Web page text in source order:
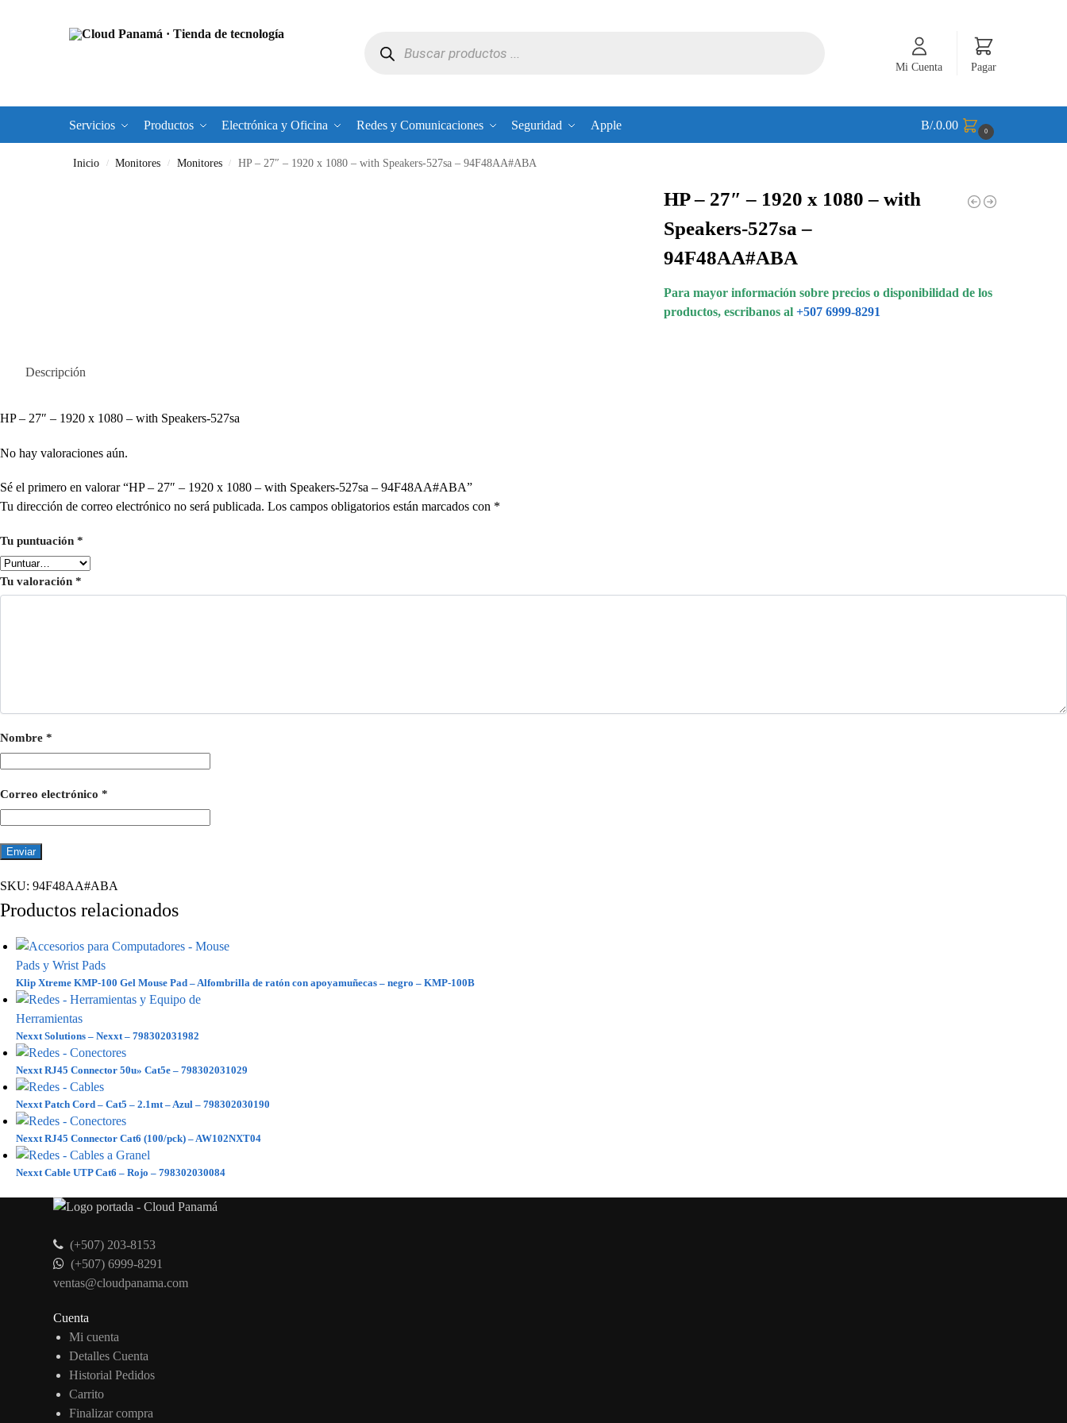
Mi Cuenta Pagar
Servicios Productos Electrónica y Oficina Redes y Comunicaciones Seguridad Apple B/.0.00 0
Inicio / Monitores / Monitores / HP – 27″ – 1920 x 1080 – with Speakers-527sa – 94F48AA#ABA
HP – 27″ – 1920 x 1080 – with
Speakers-527sa –
94F48AA#ABA
Para mayor información sobre precios o disponibilidad de los
productos, escribanos al +507 6999-8291
Descripción
HP – 27″ – 1920 x 1080 – with Speakers-527sa
No hay valoraciones aún.
Sé el primero en valorar “HP – 27″ – 1920 x 1080 – with Speakers-527sa – 94F48AA#ABA”
Tu dirección de correo electrónico no será publicada. Los campos obligatorios están marcados con *
Tu puntuación *
Tu valoración *
Nombre *
Correo electrónico *
SKU: 94F48AA#ABA
Productos relacionados
Klip Xtreme KMP-100 Gel Mouse Pad – Alfombrilla de ratón con apoyamuñecas – negro – KMP-100B
Nexxt Solutions – Nexxt – 798302031982
Nexxt RJ45 Connector 50u» Cat5e – 798302031029
Nexxt Patch Cord – Cat5 – 2.1mt – Azul – 798302030190
Nexxt RJ45 Connector Cat6 (100/pck) – AW102NXT04
Nexxt Cable UTP Cat6 – Rojo – 798302030084
(+507) 203-8153
(+507) 6999-8291
ventas@cloudpanama.com
Cuenta
Mi cuenta
Detalles Cuenta
Historial Pedidos
Carrito
Finalizar compra